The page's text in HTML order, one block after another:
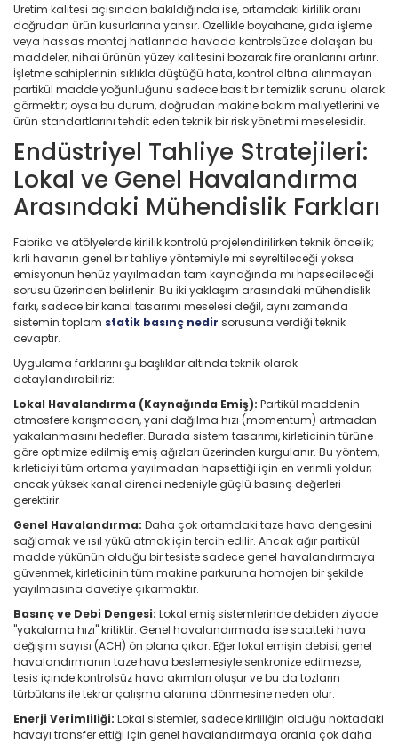
Üretim kalitesi açısından bakıldığında ise, ortamdaki kirlilik oranı
doğrudan ürün kusurlarına yansır. Özellikle boyahane, gıda işleme
veya hassas montaj hatlarında havada kontrolsüzce dolaşan bu
maddeler, nihai ürünün yüzey kalitesini bozarak fire oranlarını artırır.
İşletme sahiplerinin sıklıkla düştüğü hata, kontrol altına alınmayan
partikül madde yoğunluğunu sadece basit bir temizlik sorunu olarak
görmektir; oysa bu durum, doğrudan makine bakım maliyetlerini ve
ürün standartlarını tehdit eden teknik bir risk yönetimi meselesidir.
Endüstriyel Tahliye Stratejileri:
Lokal ve Genel Havalandırma
Arasındaki Mühendislik Farkları
Fabrika ve atölyelerde kirlilik kontrolü projelendirilirken teknik öncelik;
kirli havanın genel bir tahliye yöntemiyle mi seyreltileceği yoksa
emisyonun henüz yayılmadan tam kaynağında mı hapsedileceği
sorusu üzerinden belirlenir. Bu iki yaklaşım arasındaki mühendislik
farkı, sadece bir kanal tasarımı meselesi değil, aynı zamanda
sistemin toplam statik basınç nedir sorusuna verdiği teknik
cevaptır.
Uygulama farklarını şu başlıklar altında teknik olarak
detaylandırabiliriz:
Lokal Havalandırma (Kaynağında Emiş): Partikül maddenin
atmosfere karışmadan, yani dağılma hızı (momentum) artmadan
yakalanmasını hedefler. Burada sistem tasarımı, kirleticinin türüne
göre optimize edilmiş emiş ağızları üzerinden kurgulanır. Bu yöntem,
kirleticiyi tüm ortama yayılmadan hapsettiği için en verimli yoldur;
ancak yüksek kanal direnci nedeniyle güçlü basınç değerleri
gerektirir.
Genel Havalandırma: Daha çok ortamdaki taze hava dengesini
sağlamak ve ısıl yükü atmak için tercih edilir. Ancak ağır partikül
madde yükünün olduğu bir tesiste sadece genel havalandırmaya
güvenmek, kirleticinin tüm makine parkuruna homojen bir şekilde
yayılmasına davetiye çıkarmaktır.
Basınç ve Debi Dengesi: Lokal emiş sistemlerinde debiden ziyade
"yakalama hızı" kritiktir. Genel havalandırmada ise saatteki hava
değişim sayısı (ACH) ön plana çıkar. Eğer lokal emişin debisi, genel
havalandırmanın taze hava beslemesiyle senkronize edilmezse,
tesis içinde kontrolsüz hava akımları oluşur ve bu da tozların
türbülans ile tekrar çalışma alanına dönmesine neden olur.
Enerji Verimliliği: Lokal sistemler, sadece kirliliğin olduğu noktadaki
havayı transfer ettiği için genel havalandırmaya oranla çok daha